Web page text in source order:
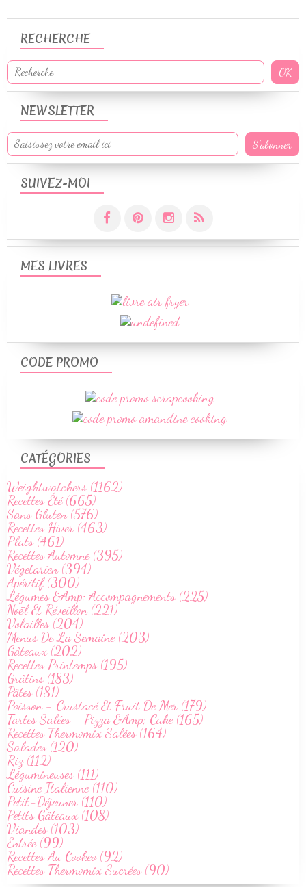
NEWSLETTER
SUIVEZ-MOI
RECHERCHE
CATÉGORIES
Weightwatchers (1162)
Recettes Été (665)
Sans Gluten (576)
Recettes Hiver (463)
Plats (461)
Recettes Automne (395)
Végetarien (394)
Apéritif (300)
Légumes &Amp; Accompagnements (225)
Noël Et Réveillon (221)
Volailles (204)
Menus De La Semaine (203)
Gâteaux (202)
Recettes Printemps (195)
Grâtins (183)
Pâtes (181)
Poisson - Crustacé Et Fruit De Mer (179)
Tartes Salées - Pizza &Amp; Cake (165)
Recettes Thermomix Salées (164)
Salades (120)
Riz (112)
Légumineuses (111)
Cuisine Italienne (110)
Petit-Déjeuner (110)
Petits Gâteaux (108)
Viandes (103)
Entrée (99)
Recettes Au Cookeo (92)
Recettes Thermomix Sucrées (90)
MES LIVRES
CODE PROMO